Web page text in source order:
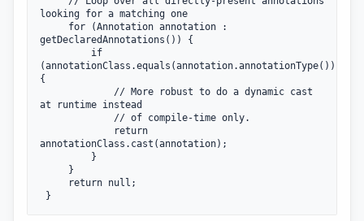
looking for a matching one
getDeclaredAnnotations()) {
(annotationClass.equals(annotation.annotationType()))
{
at runtime instead
annotationClass.cast(annotation);